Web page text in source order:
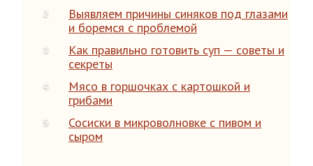
Выявляем причины синяков под глазами
и боремся с проблемой
Как правильно готовить суп — советы и
секреты
Мясо в горшочках с картошкой и
грибами
Сосиски в микроволновке с пивом и
сыром